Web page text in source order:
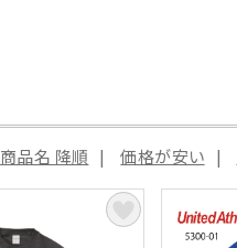
商品名 降順 | 価格が安い |